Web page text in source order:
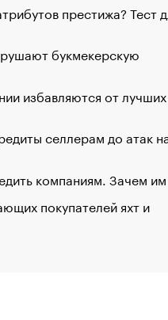
престижа? Тест
букмекерскую
избавляются от лучших
селлерам до атак
компаниям. Зачем
покупателей яхт и